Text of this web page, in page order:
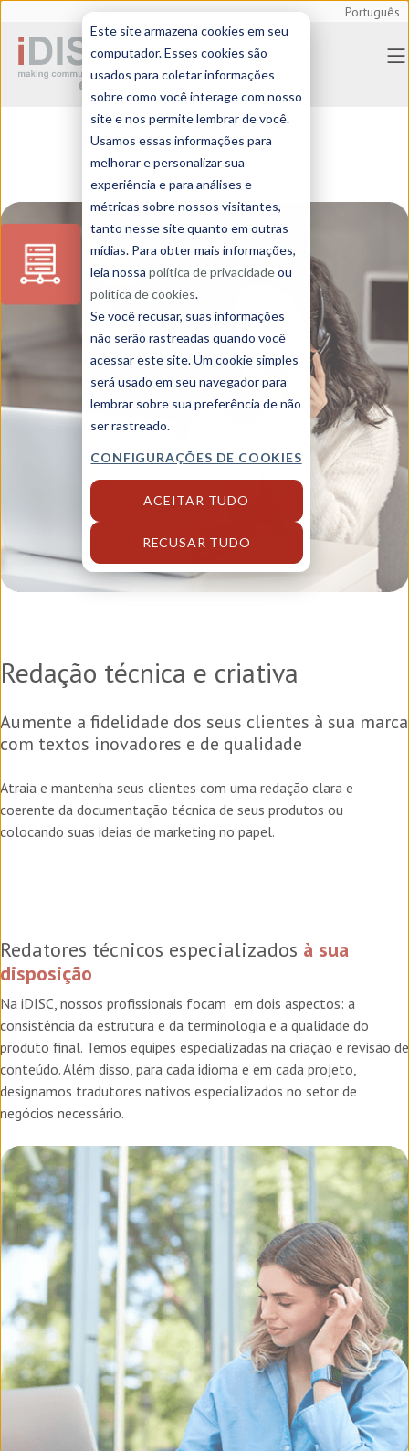
Este site armazena cookies em seu
computador. Esses cookies são
usados para coletar informações
sobre como você interage com nosso
site e nos permite lembrar de você.
Usamos essas informações para
melhorar e personalizar sua
experiência e para análises e
métricas sobre nossos visitantes,
tanto nesse site quanto em outras
mídias. Para obter mais informações,
leia nossa política de privacidadeou
política de cookies.
Se você recusar, suas informações
não serão rastreadas quando você
acessar este site. Um cookie simples
será usado em seu navegador para
lembrar sobre sua preferência de não
ser rastreado.
CONFIGURAÇÕES DE COOKIES
ACEITAR TUDO
RECUSAR TUDO
Português
Redação técnica e criativa
Aumente a fidelidade dos seus clientes à sua marca
com textos inovadores e de qualidade
Atraia e mantenha seus clientes com uma redação clara e
coerente da documentação técnica de seus produtos ou
colocando suas ideias de marketing no papel.
Redatores técnicos especializados à sua
disposição
Na iDISC, nossos profissionais focam em dois aspectos: a
consistência da estrutura e da terminologia e a qualidade do
produto final. Temos equipes especializadas na criação e revisão de
conteúdo. Além disso, para cada idioma e em cada projeto,
designamos tradutores nativos especializados no setor de
negócios necessário.